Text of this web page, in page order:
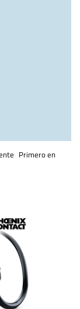
Primero en